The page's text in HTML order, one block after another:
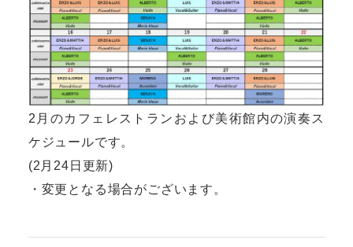
2月のカフェレストランおよび美術館内の演奏ス
ケジュールです。
(2月24日更新)
・変更となる場合がございます。